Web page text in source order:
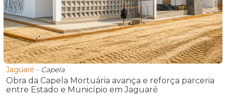
Jaguaré - Capela
Obra da Capela Mortuária avança e reforça parceria
entre Estado e Município em Jaguaré